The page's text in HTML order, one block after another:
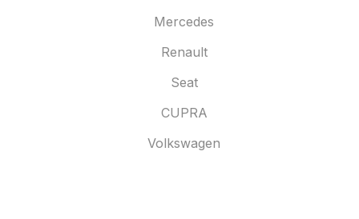
Mercedes
Renault
Seat
CUPRA
Volkswagen